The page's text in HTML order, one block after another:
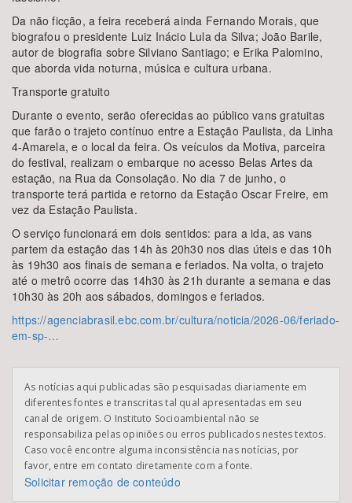
Da não ficção, a feira receberá ainda Fernando Morais, que
biografou o presidente Luiz Inácio Lula da Silva; João Barile,
autor de biografia sobre Silviano Santiago; e Erika Palomino,
que aborda vida noturna, música e cultura urbana.
Transporte gratuito
Durante o evento, serão oferecidas ao público vans gratuitas
que farão o trajeto contínuo entre a Estação Paulista, da Linha
4-Amarela, e o local da feira. Os veículos da Motiva, parceira
do festival, realizam o embarque no acesso Belas Artes da
estação, na Rua da Consolação. No dia 7 de junho, o
transporte terá partida e retorno da Estação Oscar Freire, em
vez da Estação Paulista.
O serviço funcionará em dois sentidos: para a ida, as vans
partem da estação das 14h às 20h30 nos dias úteis e das 10h
às 19h30 aos finais de semana e feriados. Na volta, o trajeto
até o metrô ocorre das 14h30 às 21h durante a semana e das
10h30 às 20h aos sábados, domingos e feriados.
https://agenciabrasil.ebc.com.br/cultura/noticia/2026-06/feriado-
em-sp-…
As notícias aqui publicadas são pesquisadas diariamente em
diferentes fontes e transcritas tal qual apresentadas em seu
canal de origem. O Instituto Socioambiental não se
responsabiliza pelas opiniões ou erros publicados nestes textos.
Caso você encontre alguma inconsistência nas notícias, por
favor, entre em contato diretamente com a fonte.
Solicitar remoção de conteúdo